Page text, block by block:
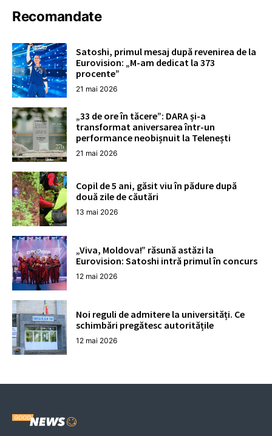
Recomandate
Satoshi, primul mesaj după revenirea de la
Eurovision: „M-am dedicat la 373
procente”
21 mai 2026
„33 de ore în tăcere”: DARA și-a
transformat aniversarea într-un
performance neobișnuit la Telenești
21 mai 2026
Copil de 5 ani, găsit viu în pădure după
două zile de căutări
13 mai 2026
„Viva, Moldova!” răsună astăzi la
Eurovision: Satoshi intră primul în concurs
12 mai 2026
Noi reguli de admitere la universități. Ce
schimbări pregătesc autoritățile
12 mai 2026